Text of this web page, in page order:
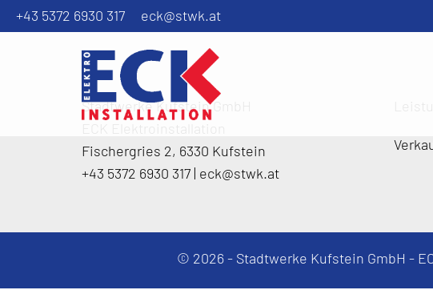
+43 5372 6930 317 eck@stwk.at
Oops, an error occurred! Request: 0a0145fba2121
Stadtwerke Kufstein GmbH
Fischergries 2, 6330 Kufstein
+43 5372 6930 317 | eck@stwk.at
© 2026 - Stadtwerke Kufstein GmbH -